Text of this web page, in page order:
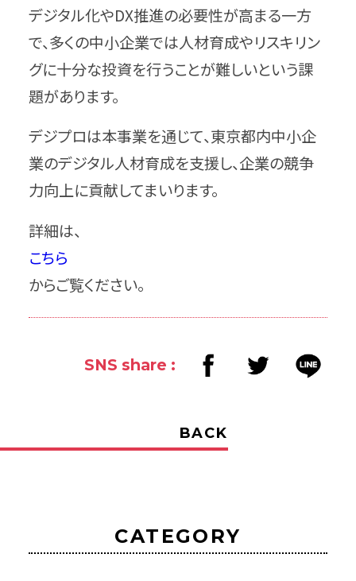
デジタル化やDX推進の必要性が高まる一方
で、多くの中小企業では人材育成やリスキリン
グに十分な投資を行うことが難しいという課
題があります。
デジプロは本事業を通じて、東京都内中小企
業のデジタル人材育成を支援し、企業の競争
力向上に貢献してまいります。
詳細は、
こちら
からご覧ください。
SNS share :
BACK
CATEGORY